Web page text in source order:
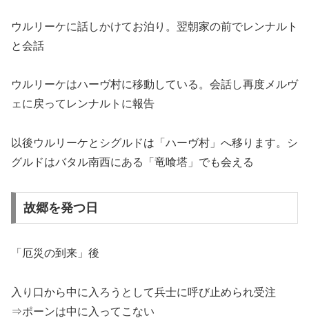
ウルリーケに話しかけてお泊り。翌朝家の前でレンナルト
と会話
ウルリーケはハーヴ村に移動している。会話し再度メルヴ
ェに戻ってレンナルトに報告
以後ウルリーケとシグルドは「ハーヴ村」へ移ります。シ
グルドはバタル南西にある「竜喰塔」でも会える
故郷を発つ日
「厄災の到来」後
入り口から中に入ろうとして兵士に呼び止められ受注
⇒ポーンは中に入ってこない